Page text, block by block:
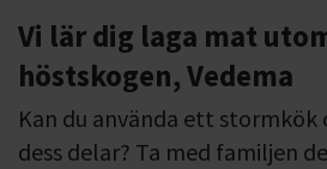
Vi lär dig laga mat
höstskogen, Vedema
Kan du använda ett
dess delar? Ta med familjen